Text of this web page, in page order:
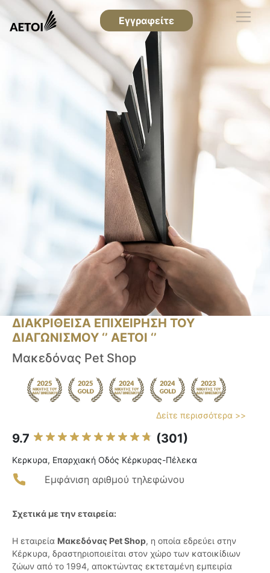
Εγγραφείτε
ΔΙΑΚΡΙΘΕΙΣΑ ΕΠΙΧΕΙΡΗΣΗ ΤΟΥ
ΔΙΑΓΩΝΙΣΜΟΥ ‘’ ΑΕΤΟΙ ‘’
Μακεδόνας Pet Shop
Δείτε περισσότερα >>
9.7 (301)
Κερκυρα, Επαρχιακή Oδός Κέρκυρας-Πέλεκα
Εμφάνιση αριθμού τηλεφώνου
Σχετικά με την εταιρεία:
Η εταιρεία Μακεδόνας Pet Shop, η οποία εδρεύει στην
Κέρκυρα, δραστηριοποιείται στον χώρο των κατοικίδιων
ζώων από το 1994, αποκτώντας εκτεταμένη εμπειρία